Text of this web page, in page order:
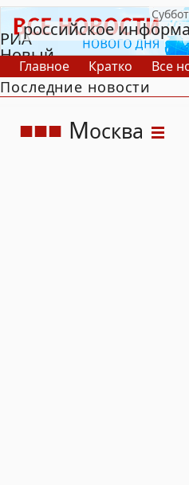
РИА
Новый
День
российское
Главное Кратко Все
В России
В мире
Последние новости
Москва